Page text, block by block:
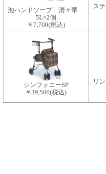
泡ハンドソープ 清々華
5L×2個
￥7,700(税込)
ス
シンフォニーSP
￥39,500(税込)
リ